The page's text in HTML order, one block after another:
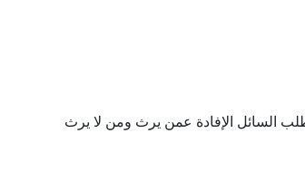
السائل الإفادة عمن يرث ومن لا يرث